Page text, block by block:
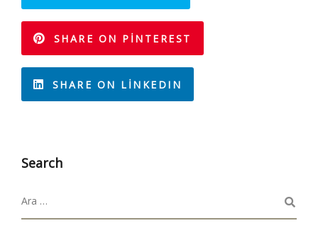
SHARE ON PINTEREST
SHARE ON LINKEDIN
Search